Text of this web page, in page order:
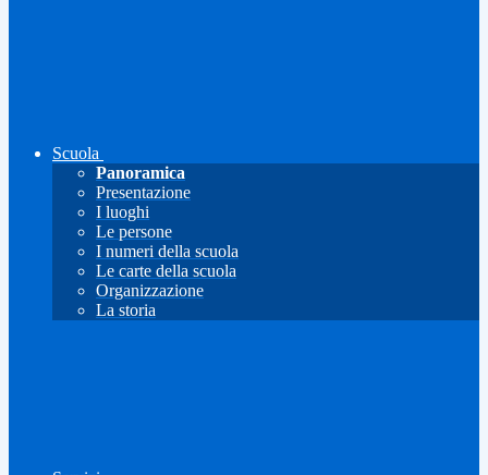
Scuola
Panoramica
Presentazione
I luoghi
Le persone
I numeri della scuola
Le carte della scuola
Organizzazione
La storia